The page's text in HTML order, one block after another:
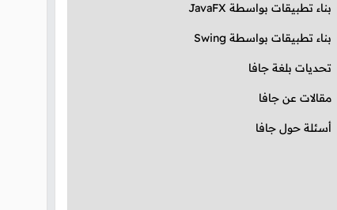
بناء تطبيقات بواسطة JavaFX
بناء تطبيقات بواسطة Swing
تحديات بلغة جافا
مقالات عن جافا
أسئلة حول جافا